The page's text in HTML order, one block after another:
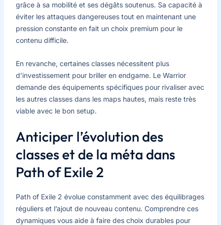
grâce à sa mobilité et ses dégâts soutenus. Sa capacité à
éviter les attaques dangereuses tout en maintenant une
pression constante en fait un choix premium pour le
contenu difficile.
En revanche, certaines classes nécessitent plus
d’investissement pour briller en endgame. Le Warrior
demande des équipements spécifiques pour rivaliser avec
les autres classes dans les maps hautes, mais reste très
viable avec le bon setup.
Anticiper l’évolution des
classes et de la méta dans
Path of Exile 2
Path of Exile 2 évolue constamment avec des équilibrages
réguliers et l’ajout de nouveau contenu. Comprendre ces
dynamiques vous aide à faire des choix durables pour